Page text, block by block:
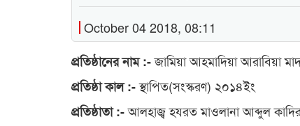
October 04 2018, 08:11
প্রতিষ্ঠানের নাম :-জামিয়া আহমাদিয়া আরাবিয়া
প্রতিষ্ঠা কাল :-স্থাপিত(সংস্করণ) ২০১৪ইং
প্রতিষ্ঠাতা :-আলহাজ্ব হযরত মাওলানা আব্দুল কাদির